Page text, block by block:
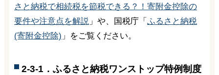
さと納税で相続税を節税できる？！寄附金控除の
要件や注意点を解説」や、国税庁「 ふるさと納税
(寄附金控除) 」をご覧ください。
2-3-1．ふるさと納税ワンストップ特例制度